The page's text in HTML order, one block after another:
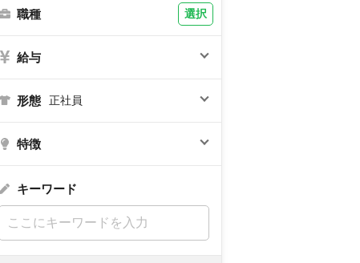
職種 選択
給与
形態 正社員
特徴
キーワード